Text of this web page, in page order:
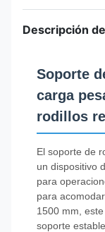
Descripción
Soporte
carga
rodillos
El soporte de
un dispositivo
para
para
1500 mm,
soporte